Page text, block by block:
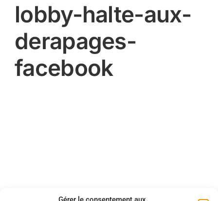
lobby-halte-aux-
derapages-
facebook